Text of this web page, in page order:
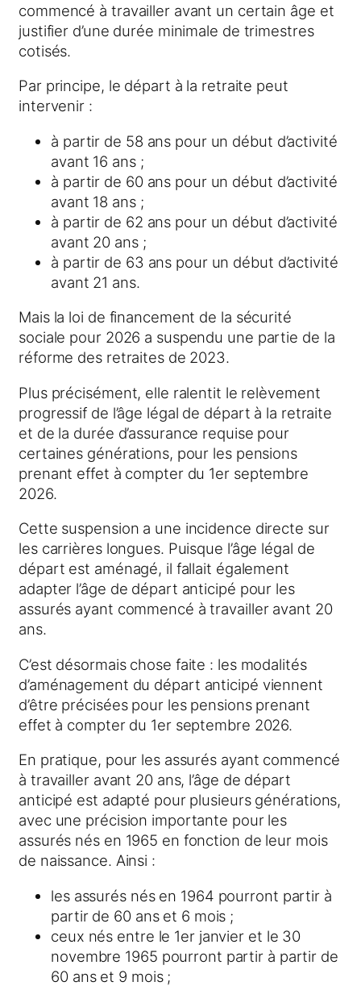
commencé à travailler avant un certain âge et
justifier d’une durée minimale de trimestres
cotisés.
Par principe, le départ à la retraite peut
intervenir :
à partir de 58 ans pour un début d’activité
avant 16 ans ;
à partir de 60 ans pour un début d’activité
avant 18 ans ;
à partir de 62 ans pour un début d’activité
avant 20 ans ;
à partir de 63 ans pour un début d’activité
avant 21 ans.
Mais la loi de financement de la sécurité
sociale pour 2026 a suspendu une partie de la
réforme des retraites de 2023.
Plus précisément, elle ralentit le relèvement
progressif de l’âge légal de départ à la retraite
et de la durée d’assurance requise pour
certaines générations, pour les pensions
prenant effet à compter du 1er septembre
2026.
Cette suspension a une incidence directe sur
les carrières longues. Puisque l’âge légal de
départ est aménagé, il fallait également
adapter l’âge de départ anticipé pour les
assurés ayant commencé à travailler avant 20
ans.
C’est désormais chose faite : les modalités
d’aménagement du départ anticipé viennent
d’être précisées pour les pensions prenant
effet à compter du 1er septembre 2026.
En pratique, pour les assurés ayant commencé
à travailler avant 20 ans, l’âge de départ
anticipé est adapté pour plusieurs générations,
avec une précision importante pour les
assurés nés en 1965 en fonction de leur mois
de naissance. Ainsi :
les assurés nés en 1964 pourront partir à
partir de 60 ans et 6 mois ;
ceux nés entre le 1er janvier et le 30
novembre 1965 pourront partir à partir de
60 ans et 9 mois ;